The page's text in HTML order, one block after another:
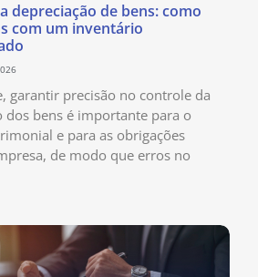
depreciação de bens: como
com um inventário
garantir precisão no controle da
dos bens é importante para o
e para as obrigações
de modo que erros no